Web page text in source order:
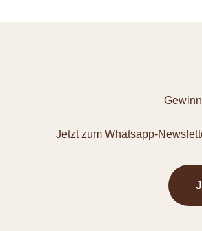
Jetzt zum Whatsapp-